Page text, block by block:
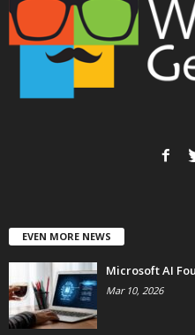
EVEN MORE NEWS
Microsoft AI
Mar 10, 2026